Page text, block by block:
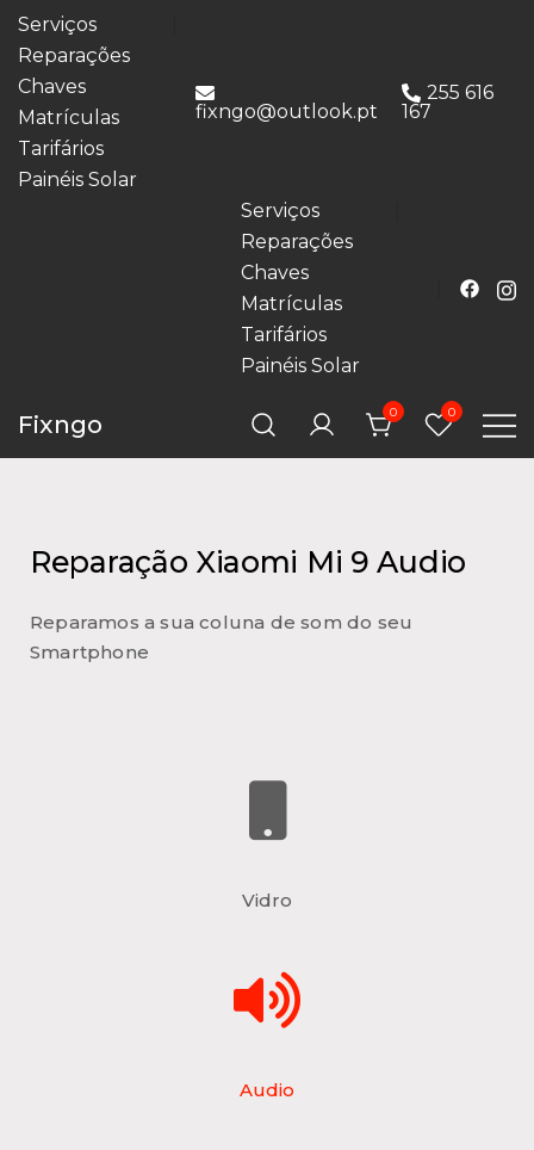
Serviços
Reparações
Chaves
Matrículas
Tarifários
Painéis Solar
fixngo@outlook.pt
255 616
167
Serviços
Reparações
Chaves
Matrículas
Tarifários
Painéis Solar
Fixngo 0 0
Reparação Xiaomi Mi 9 Audio
Reparamos a sua coluna de som do seu
Smartphone
Vidro
Audio